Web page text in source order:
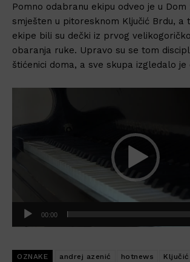
Pomno odabranu ekipu odveo je u Dom
smješten u pitoresknom Ključić Brdu, a
ekipe bili su dečki iz prvog
obaranja ruke. Upravo su se tom
štićenici doma, a sve skupa izgledalo
p
o
00:00
OZNAKE andrej azenić hotnews